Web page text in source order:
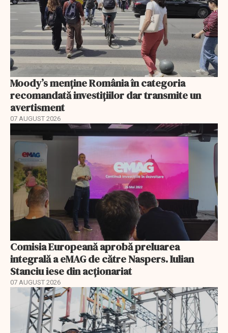
Moody’s menține România în categoria
recomandată investițiilor dar transmite un
avertisment
07 AUGUST 2026
Comisia Europeană aprobă preluarea
integrală a eMAG de către Naspers. Iulian
Stanciu iese din acționariat
07 AUGUST 2026